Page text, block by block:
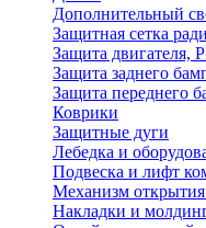
Дополнительный
Защитная сетка
Защита
Защита заднего
Защита переднего
Коврики
Защитные дуги
Лебедка и
Подвеска и лифт
Механизм открытия
Накладки и